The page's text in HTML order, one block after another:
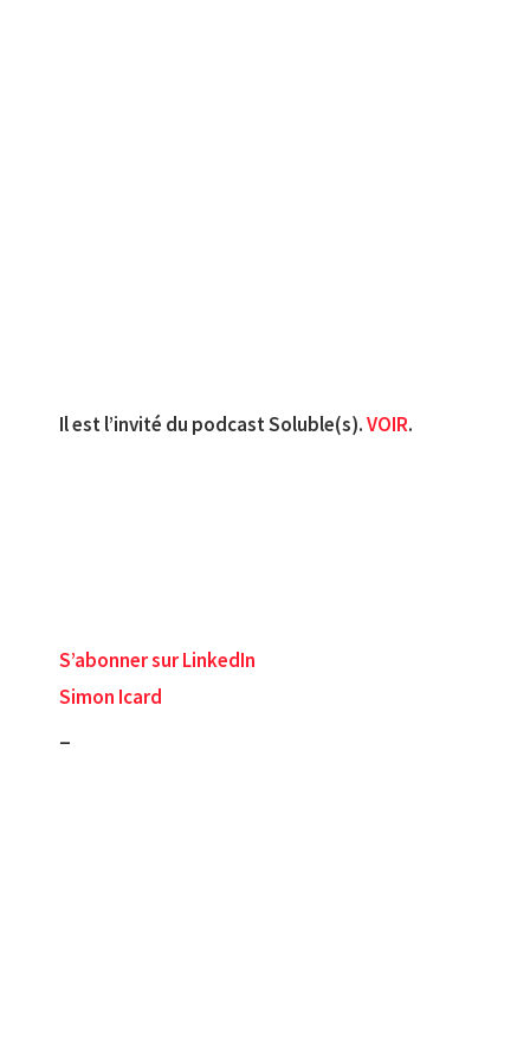
Il est l’invité du podcast Soluble(s).VOIR.
S’abonner sur LinkedIn
Simon Icard